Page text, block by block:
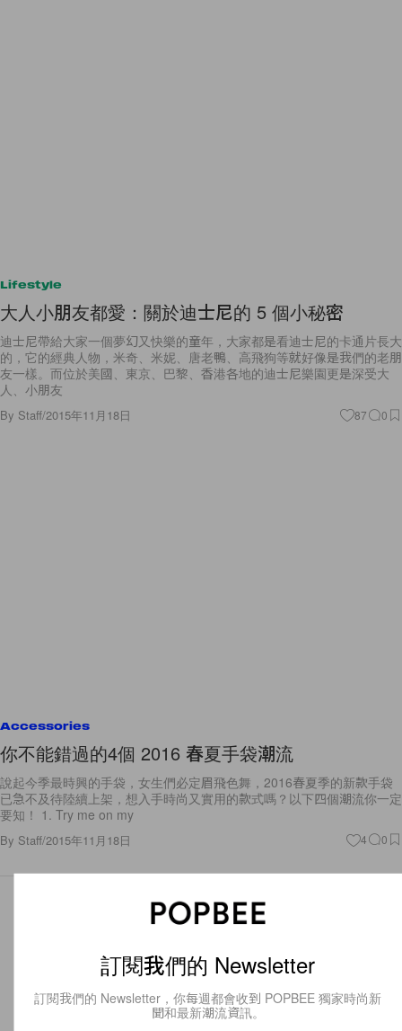
Lifestyle
大人小朋友都愛：關於迪士尼的 5 個小秘密
迪士尼帶給大家一個夢幻又快樂的童年，大家都是看迪士尼的卡通片長大
的，它的經典人物，米奇、米妮、唐老鴨、高飛狗等就好像是我們的老朋
友一樣。而位於美國、東京、巴黎、香港各地的迪士尼樂園更是深受大
人、小朋友
By Staff/2015年11月18日 87 0
Accessories
你不能錯過的4個 2016 春夏手袋潮流
說起今季最時興的手袋，女生們必定眉飛色舞，2016春夏季的新款手袋
已急不及待陸續上架，想入手時尚又實用的款式嗎？以下四個潮流你一定
要知！ 1. Try me on my
By Staff/2015年11月18日 4 0
訂閱我們的 Newsletter
訂閱我們的 Newsletter，你每週都會收到 POPBEE 獨家時尚新
聞和最新潮流資訊。